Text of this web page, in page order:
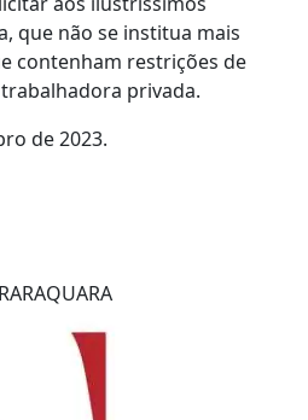
que não se institua mais
contenham restrições de
privada.
de 2023.